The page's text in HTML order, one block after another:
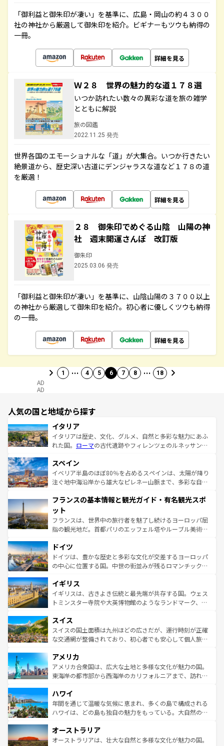
「御利益と御朱印が凄い」を基準に、広島・岡山の約４３００
社の神社から厳選して御朱印を紹介。ビギナーもツウも納得の
一冊。
詳細を見る
Ｗ２８ 世界の魅力的な道１７８選
いつか訪れたい数々の異彩な道を旅の雑学
とともに解説
旅の図鑑
2022.11.25 発売
世界各国のエモーショナルな「道」が大集合。いつか行きたい
絶景道から、歴史深い古道にデンジャラスな道など１７８の道
を厳選！
詳細を見る
２８ 御朱印でめぐる山陰 山陽の神
社 週末開運さんぽ 改訂版
御朱印
2025.03.06 発売
「御利益と御朱印が凄い」を基準に、山陰山陽の３７００以上
の神社から厳選して御朱印を紹介。初心者に優しくツウも納得
の一冊。
詳細を見る
1 … 4 5 6 7 8 … 18
AD
AD
人気の国と地域から探す
イタリア
イタリアは歴史、文化、グルメ、自然と多彩な魅力にあふ
れた国。 ローマの古代遺跡やフィレンツェのルネッサンス
ろん、トスカーナの美しい田園風景やアマルフィ海岸の絶
景など、自然景観も見逃せない。観光の合間には、本場の
ピザやパスタなど、絶品のイタリア料理を堪能することも
ませてくれるイタリアで、忘れられない旅をしてみよう！
なお、新着のイタリア情報は
しい。
スペイン
イベリア半島のほぼ80％を占めるスペインは、太陽が降り
注ぐ地中海沿岸から雄大なピレネー山脈まで、多彩な自然
文化が根付くこの国では、情熱的なフラメンコ、熱気あふ
れる闘牛、そして美味しいタパスが生活の一部となってい
る。首都マドリードの洗練された雰囲気や、バルセロナの
アートに溢れた街角から、地方では古代ローマ遺跡や中世
せる。地方によって風土や気候が異なるスペインはその個
性で訪れる人を魅了する。 なお、新着のスペイン情報は コ
ンテンツ一覧を参照してほしい。
フランスの基本情報と観光ガイド・有名観光スポ
ット
フランスは、世界中の旅行者を魅了し続けるヨーロッパ屈
指の観光地だ。首都パリのエッフェル塔やルーブル美術館
で、幅広い魅力が詰まっている。華麗な宮殿、歴史的な大
聖堂、美しいビーチ、そして豊かな自然が、訪れる者を心
から魅了する。また、フランスは美食の国としても知ら
いる。シャンパンの発祥地であるランス、プロヴァンスの
香り高いラベンダー畑など、多彩な楽しみ方が可能だ。さ
らに、パリ以外の地域にも魅力が溢れており、どの街角に
れる地方に足を運ぶとそれぞれで全く異なる文化を体験で
きるだろう。 なお、新着のフランス情報はコンテンツ一覧
を参照してほしい。
ドイツ
ドイツは、豊かな歴史と多彩な文化が交差するヨーロッパ
の中心に位置する国。中世の街並みが残るロマンチック街
顔を持つこの国は、どこを歩いても飽きることがない。ベ
ルリンの文化的活気、バイエルン州のアルプスの絶景、そ
してライン川沿いのワイン畑といった風景は必見。ビール
は、お酒好きな人にはぜひ体験してほしい。 なお、新着の
ドイツ情報はコンテンツ一覧を参照してほしい。
イギリス
イギリスは、古きよき伝統と最先端が共存する国。ウェス
トミンスター寺院や大英博物館のようなランドマーク、歴
リアごとに異なる魅力がある。また、優雅なアフタヌーン
ティー、ビール好きにはたまらない英国パブ、サッカー観
戦など、本場だからこそできる体験も豊富。イギリスを旅
ンツ一覧を参照してほしい。
スイス
スイスの国土面積は九州ほどの広さだが、運行時刻が正確
な交通網が整備されており、初心者でも安心して個人旅行
の建物がそのまま残る町や、スイスならではのユニークな
博物館もあり、アルプス観光だけでなく町歩きも満喫する
ことができる。国民の所得が高いため物価も高いが、旅行
ば市内交通費無料で観光を楽しむこともできる。 なお、新
着のスイス情報はコンテンツ一覧 を参照してほしい。
アメリカ
アメリカ合衆国は、広大な土地と多様な文化が魅力の国。
東海岸の都市部から西海岸のカリフォルニアまで、訪れる
のような巨大都市は、観光、ショッピング、エンターテイ
ンメントが詰まった刺激的なスポットだ。一方、アメリカ
西部には大自然が広がり、グランドキャニオンやイエロー
部のニューオーリンズでは、音楽と美食が融合した独特の
文化が魅力。旅行者はアメリカの各地域で異なる魅力を楽
ハワイ
年間を通じて温暖な気候に恵まれ、多くの島で構成される
ハワイは、どの島も独自の魅力をもっている。大自然の神
ワイ島は見逃せない。また、定番の観光地といえばオアフ
島だが、静かな自然を求めるならマウイ島やカウアイ島が
オーストラリア
オーストラリアは、壮大な自然と多様な文化が魅力の国。